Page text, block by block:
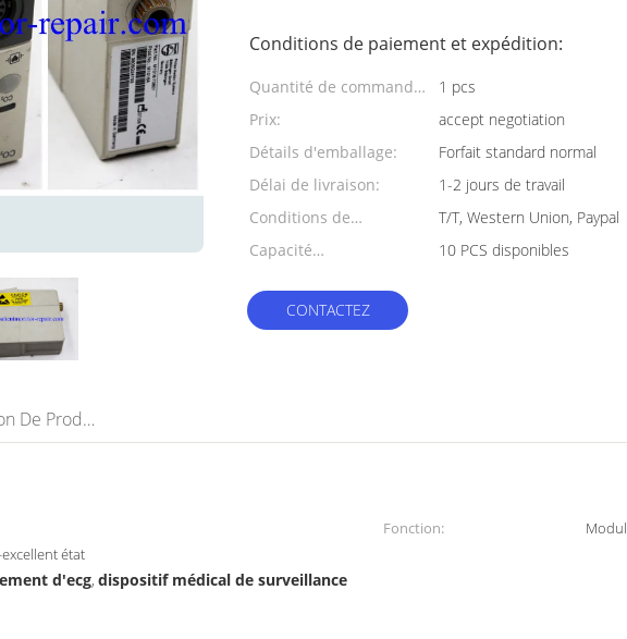
Conditions de paiement et expédition:
Quantité de commande
min:
1 pcs
Prix:
accept negotiation
Détails d'emballage:
Forfait standard normal
Délai de livraison:
1-2 jours de travail
Conditions de
paiement:
T/T, Western Union, Paypal
Capacité
10 PCS disponibles
CONTACTEZ
Description De Produit
Fonction:
état
d'ecg,dispositif médical de surveillance